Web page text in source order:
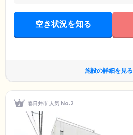
空き状況を知る
施設の詳細を見る
春日井市 人気 No.2